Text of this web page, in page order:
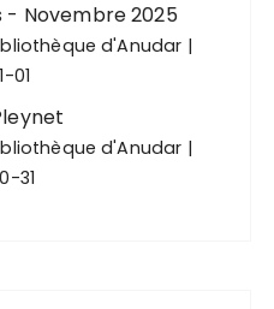
- Novembre 2025
d'Anudar
01
d'Anudar
31